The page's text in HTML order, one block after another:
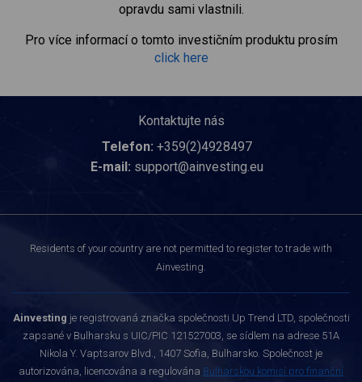
opravdu sami vlastnili.
Pro více informací o tomto investičním produktu prosím
click here
Kontaktujte nás
Telefon: +359(2)4928497
E-mail: support@ainvesting.eu
Residents of your country are not permitted to register to trade with
Ainvesting.
Ainvesting je registrovaná značka společnosti Up Trend LTD, společnosti
zapsané v Bulharsku s UIC/PIC 121527003, se sídlem na adrese 51A
Nikola Y. Vaptsarov Blvd., 1407 Sofia, Bulharsko. Společnost je
autorizována, licencována a regulována Bulharskou komisí pro finanční